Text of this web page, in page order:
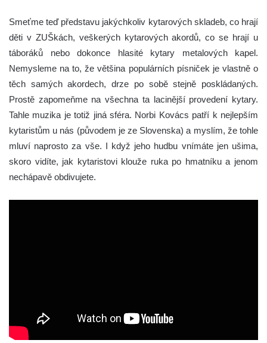
Smeťme teď představu jakýchkoliv kytarových skladeb, co hrají
děti v ZUŠkách, veškerých kytarových akordů, co se hrají u
táboráků nebo dokonce hlasité kytary metalových kapel.
Nemysleme na to, že většina populárních písniček je vlastně o
těch samých akordech, drze po sobě stejně poskládaných.
Prostě zapomeňme na všechna ta lacinější provedení kytary.
Tahle muzika je totiž jiná sféra. Norbi Kovács patří k nejlepším
kytaristům u nás (původem je ze Slovenska) a myslím, že tohle
mluví naprosto za vše. I když jeho hudbu vnímáte jen ušima,
skoro vidíte, jak kytaristovi klouže ruka po hmatníku a jenom
nechápavě obdivujete.